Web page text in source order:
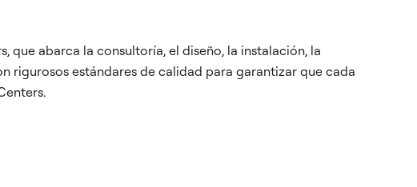
abarca la consultoría, el diseño, la instalación, la
rigurosos estándares de calidad para garantizar que cada